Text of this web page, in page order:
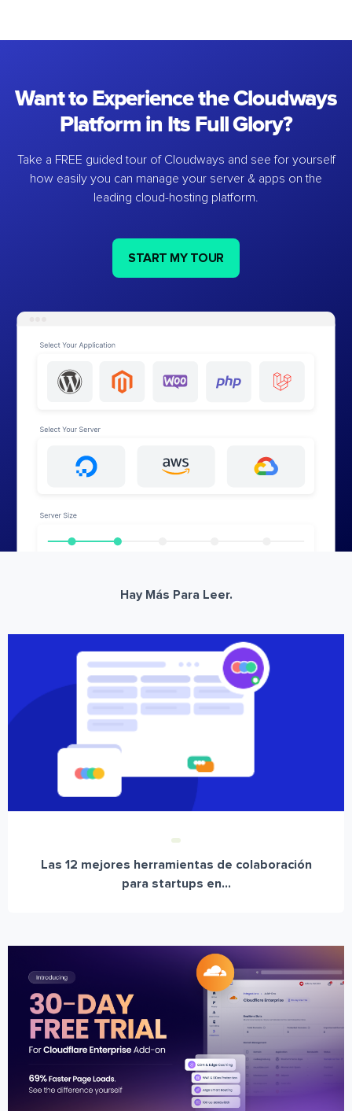
Want to Experience the Cloudways
Platform in Its Full Glory?
Take a FREE guided tour of Cloudways and see for yourself
how easily you can manage your server & apps on the
leading cloud-hosting platform.
START MY TOUR
Hay Más Para Leer.
Las 12 mejores herramientas de colaboración
para startups en...